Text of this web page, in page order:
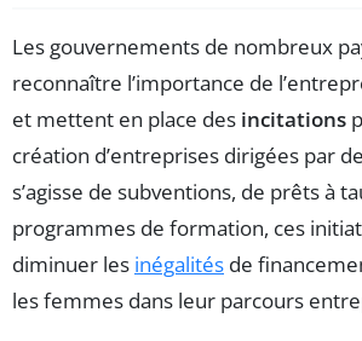
Les gouvernements de nombreux
reconnaître l’importance de
et mettent en place des incitations
création d’entreprises dirigées par
s’agisse de subventions, de prêts à
programmes de formation, ces
diminuer les inégalités de
les femmes dans leur parcours